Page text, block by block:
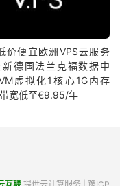
价便宜欧洲VPS云服务
新德国法兰克福数据中
虚拟化1核心1G内存
宽低至€9.95/年